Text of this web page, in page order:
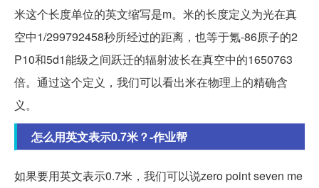
米这个长度单位的英文缩写是m。米的长度定义为光在真
空中1/299792458秒所经过的距离，也等于氪-86原子的2
P10和5d1能级之间跃迁的辐射波长在真空中的1650763
倍。通过这个定义，我们可以看出米在物理上的精确含
义。
怎么用英文表示0.7米？-作业帮
如果要用英文表示0.7米，我们可以说zero point seven me